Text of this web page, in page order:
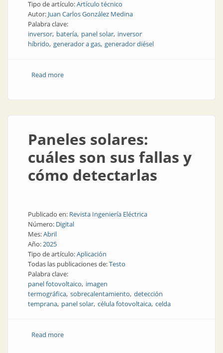
Tipo de artículo:Artículo técnico
Autor: Juan Carlos González Medina
Palabra clave:
inversor batería panel solar inversor
híbrido generador a gas generador diésel
Read moreabout Inversores híbridos: solución energética con
Paneles solares:
cuáles son sus fallas y
cómo detectarlas
Publicado en: Revista Ingeniería Eléctrica
Número: Digital
Mes:Abril
Año:2025
Tipo de artículo:Aplicación
Todas las publicaciones de:Testo
Palabra clave:
panel fotovoltaico imagen
termográfica sobrecalentamiento detección
temprana panel solar célula fotovoltaica celda
Read moreabout Paneles solares: cuáles son sus fallas y cómo